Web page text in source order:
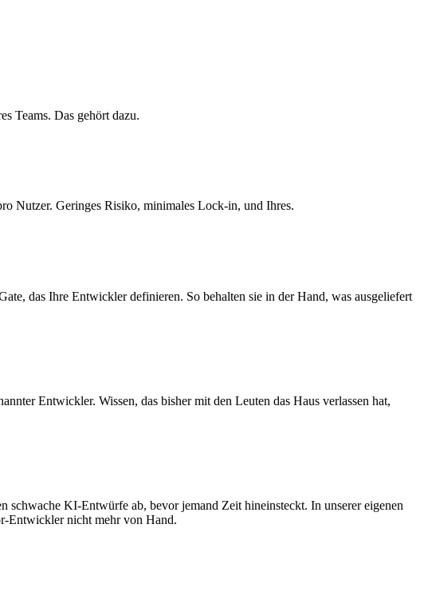
Teams. Das gehört dazu.
Nutzer. Geringes Risiko, minimales Lock-in, und Ihres.
das Ihre Entwickler definieren. So behalten sie in der Hand, was ausgeliefert
Entwickler. Wissen, das bisher mit den Leuten das Haus verlassen hat,
KI-Entwürfe ab, bevor jemand Zeit hineinsteckt. In unserer eigenen
Entwickler nicht mehr von Hand.